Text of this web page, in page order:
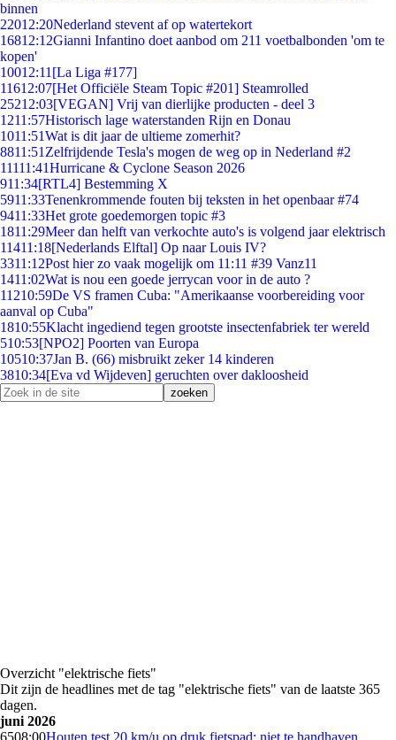
binnen
22012:20Nederland stevent af op watertekort
16812:12Gianni Infantino doet aanbod om 211 voetbalbonden 'om te
kopen'
10012:11 [La Liga #177]
11612:07[Het Officiële Steam Topic #201] Steamrolled
25212:03[VEGAN] Vrij van dierlijke producten - deel 3
1211:57Historisch lage waterstanden Rijn en Donau
1011:51Wat is dit jaar de ultieme zomerhit?
8811:51 Zelfrijdende Tesla's mogen de weg op in Nederland #2
11111:41Hurricane & Cyclone Season 2026
911:34[RTL4] Bestemming X
5911:33Tenenkrommende fouten bij teksten in het openbaar #74
9411:33Het grote goedemorgen topic #3
1811:29Meer dan helft van verkochte auto's is volgend jaar elektrisch
11411:18[Nederlands Elftal] Op naar Louis IV?
3311:12Post hier zo vaak mogelijk om 11:11 #39 Vanz11
1411:02Wat is nou een goede jerrycan voor in de auto ?
11210:59De VS framen Cuba: "Amerikaanse voorbereiding voor
aanval op Cuba"
1810:55Klacht ingediend tegen grootste insectenfabriek ter wereld
510:53[NPO2] Poorten van Europa
10510:37Jan B. (66) misbruikt zeker 14 kinderen
3810:34[Eva vd Wijdeven] geruchten over dakloosheid
Overzicht "elektrische fiets"
Dit zijn de headlines met de tag "elektrische fiets" van de laatste 365
dagen.
juni 2026
6508:00Houten test 20 km/u op druk fietspad: niet te handhaven